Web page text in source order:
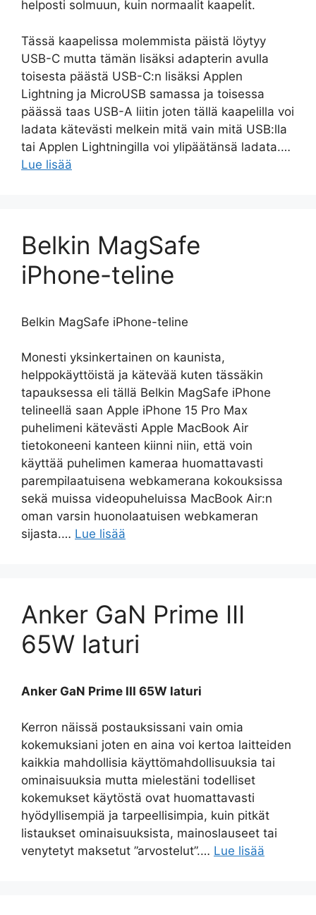
helposti solmuun, kuin normaalit kaapelit.
Tässä kaapelissa molemmista päistä löytyy
USB-C mutta tämän lisäksi adapterin avulla
toisesta päästä USB-C:n lisäksi Applen
Lightning ja MicroUSB samassa ja toisessa
päässä taas USB-A liitin joten tällä kaapelilla voi
ladata kätevästi melkein mitä vain mitä USB:lla
tai Applen Lightningilla voi ylipäätänsä ladata.…
Lue lisää
Belkin MagSafe
iPhone-teline
Belkin MagSafe iPhone-teline
Monesti yksinkertainen on kaunista,
helppokäyttöistä ja kätevää kuten tässäkin
tapauksessa eli tällä Belkin MagSafe iPhone
telineellä saan Apple iPhone 15 Pro Max
puhelimeni kätevästi Apple MacBook Air
tietokoneeni kanteen kiinni niin, että voin
käyttää puhelimen kameraa huomattavasti
parempilaatuisena webkamerana kokouksissa
sekä muissa videopuheluissa MacBook Air:n
oman varsin huonolaatuisen webkameran
sijasta.… Lue lisää
Anker GaN Prime III
65W laturi
Anker GaN Prime III 65W laturi
Kerron näissä postauksissani vain omia
kokemuksiani joten en aina voi kertoa laitteiden
kaikkia mahdollisia käyttömahdollisuuksia tai
ominaisuuksia mutta mielestäni todelliset
kokemukset käytöstä ovat huomattavasti
hyödyllisempiä ja tarpeellisimpia, kuin pitkät
listaukset ominaisuuksista, mainoslauseet tai
venytetyt maksetut ”arvostelut”.… Lue lisää